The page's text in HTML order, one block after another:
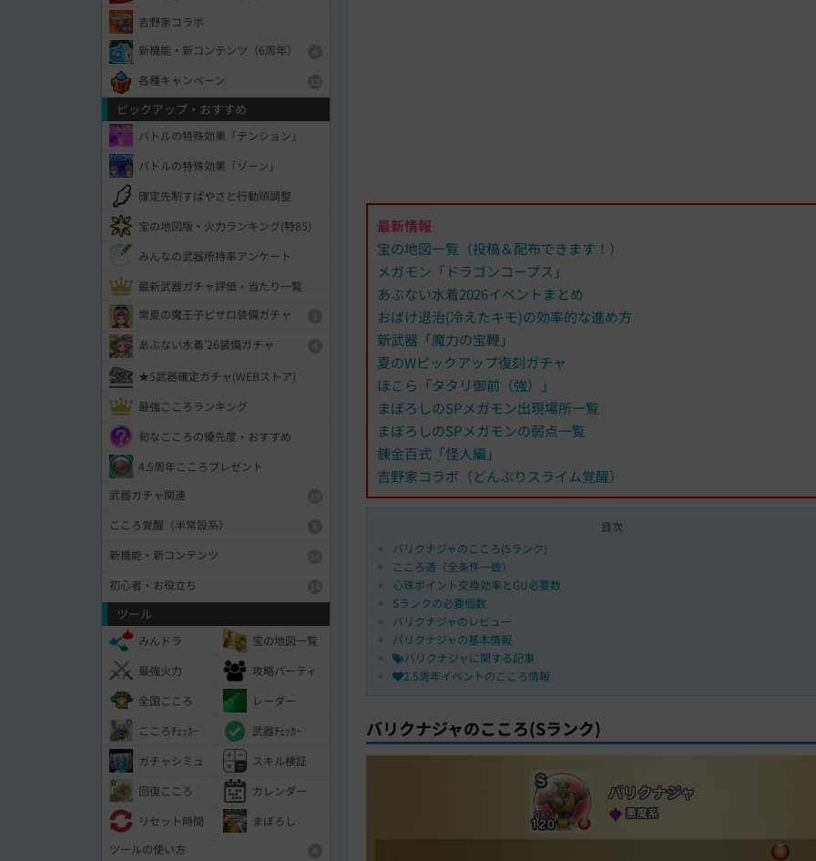
最新情報
宝の地図一覧（投稿＆配布できます！）
メガモン「ドラゴンコープス」
あぶない水着2026イベントまとめ
おばけ退治(冷えたキモ)の効率的な進め方
新武器「魔力の宝鞭」
夏のWピックアップ復刻ガチャ
ほこら「タタリ御前（強）」
まぼろしのSPメガモン出現場所一覧
まぼろしのSPメガモンの弱点一覧
錬金百式「怪人編」
吉野家コラボ（どんぶりスライム覚醒）
目次
バリクナジャのこころ(Sランク)
こころ道（全条件一致）
心珠ポイント交換効率とGU必要数
Sランクの必要個数
バリクナジャのレビュー
バリクナジャの基本情報
バリクナジャに関する記事
2.5周年イベントのこころ情報
バリクナジャのこころ(Sランク)
バリクナジャ
悪魔系
吉野家コラボ
新機能・新コンテンツ（6周年）
各種キャンペーン
ピックアップ・おすすめ
バトルの特殊効果「テンション」
バトルの特殊効果「ゾーン」
確定先制すばやさと行動順調整
宝の地図版・火力ランキング(特85)
みんなの武器所持率アンケート
最新武器ガチャ評価・当たり一覧
常夏の魔王子ピサロ装備ガチャ
あぶない水着'26装備ガチャ
★5武器確定ガチャ(WEBストア)
最強こころランキング
旬なこころの優先度・おすすめ
4.5周年こころプレゼント
武器ガチャ関連
こころ覚醒（半常設系）
新機能・新コンテンツ
初心者・お役立ち
ツール
みんドラ
宝の地図一覧
最強火力
攻略パーティ
全国こころ
レーダー
こころﾁｪｯｶｰ
武器ﾁｪｯｶｰ
ガチャシミュ
スキル検証
回復こころ
カレンダー
リセット時間
まぼろし
ツールの使い方